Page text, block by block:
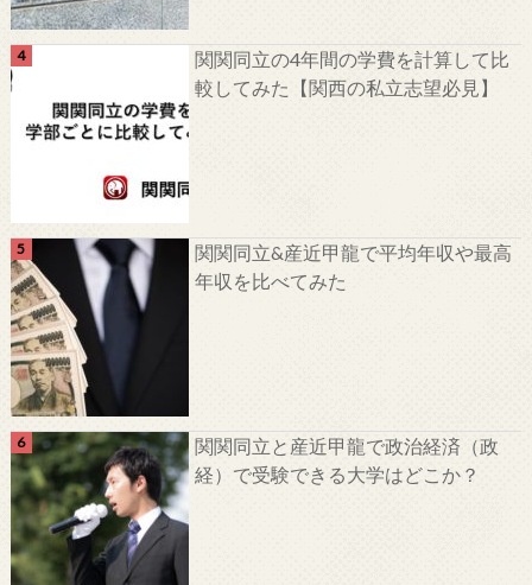
関関同立の4年間の学費を計算して比
較してみた【関西の私立志望必見】
関関同立&産近甲龍で平均年収や最高
年収を比べてみた
関関同立と産近甲龍で政治経済（政
経）で受験できる大学はどこか？